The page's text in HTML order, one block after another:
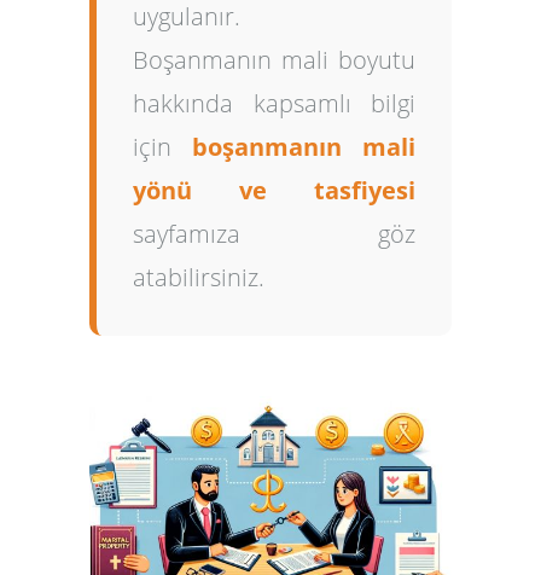
uygulanır.
Boşanmanın mali boyutu
hakkında kapsamlı bilgi
için boşanmanın mali
yönü ve tasfiyesi
sayfamıza göz
atabilirsiniz.